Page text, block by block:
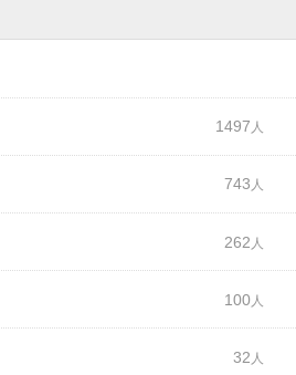
1497
743
262
100
32